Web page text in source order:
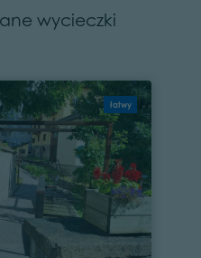
wycieczki
łatwy